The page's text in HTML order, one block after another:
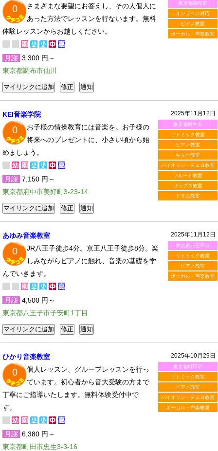
東京都調布市
オンライン対応
ピアノ教室
ボーカル・声楽教室
0
さまざまな要望にお答えし、その人個人に
あった方法でレッスンを行ないます。無料
体験レッスンからお越しください。
月謝 3,300 円～
東京都調布市仙川
2025年11月12日
東京都府中市
リトミック教室
ピアノ教室
ギター教室
バイオリン・チェロ教室
フルート教室
サックス教室
ドラム教室
KEI音楽学院
0
お子様の情操教育には音楽を。お子様の
将来へのプレゼントに、小さい頃から始
めましょう。
月謝 7,150 円～
東京都府中市美好町3-23-14
2025年11月12日
東京都八王子市
リトミック教室
ピアノ教室
ボーカル・声楽教室
あゆみ音楽教室
0
JR八王子徒歩4分。京王八王子徒歩8分。楽
しみながらピアノに触れ、音楽の基礎を学
んでいきます。
月謝 4,500 円～
東京都八王子市子安町1丁目
2025年10月29日
東京都町田市
リトミック教室
ピアノ教室
バイオリン・チェロ教室
ボーカル・声楽教室
ひかり音楽教室
0
個人レッスン、グループレッスンを行っ
ています。初心者から音大受験の方まで
丁寧にご指導いたします。無料体験受付中で
す。
月謝 6,380 円～
東京都町田市忠生3-3-16